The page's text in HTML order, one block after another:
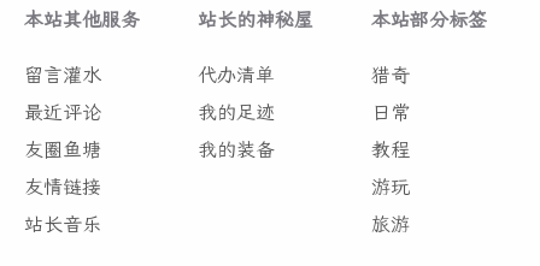
本站其他服务
留言灌水
最近评论
友圈鱼塘
友情链接
站长音乐
站长的神秘屋
代办清单
我的足迹
我的装备
本站部分标签
猎奇
日常
教程
游玩
旅游